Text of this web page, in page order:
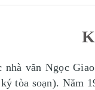
nhà văn Ngọc
tòa soạn). Năm